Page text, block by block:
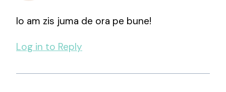
Io am zis juma de ora pe bune!
Log in to Reply